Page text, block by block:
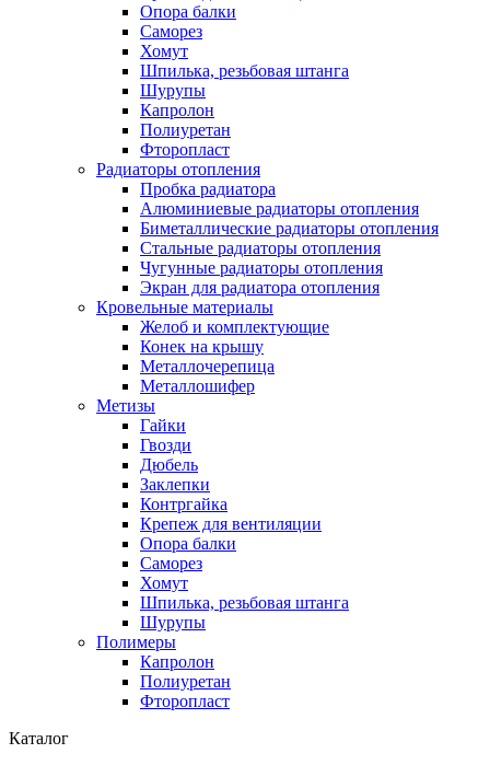
Опора балки
Саморез
Хомут
Шпилька, резьбовая штанга
Шурупы
Капролон
Полиуретан
Фторопласт
Радиаторы отопления
Пробка радиатора
Алюминиевые радиаторы отопления
Биметаллические радиаторы отопления
Стальные радиаторы отопления
Чугунные радиаторы отопления
Экран для радиатора отопления
Кровельные материалы
Желоб и комплектующие
Конек на крышу
Металлочерепица
Металлошифер
Метизы
Гайки
Гвозди
Дюбель
Заклепки
Контргайка
Крепеж для вентиляции
Опора балки
Саморез
Хомут
Шпилька, резьбовая штанга
Шурупы
Полимеры
Капролон
Полиуретан
Фторопласт
Каталог